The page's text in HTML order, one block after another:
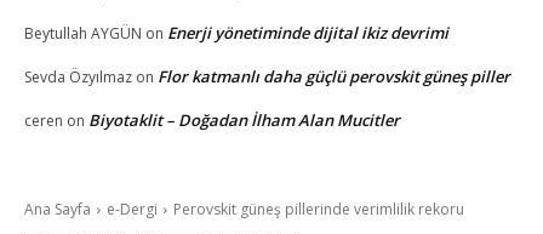
Beytullah AYGÜN on Enerji yönetiminde dijital ikiz devrimi
Sevda Özyılmaz on Flor katmanlı daha güçlü perovskit güneş piller
ceren on Biyotaklit – Doğadan İlham Alan Mucitler